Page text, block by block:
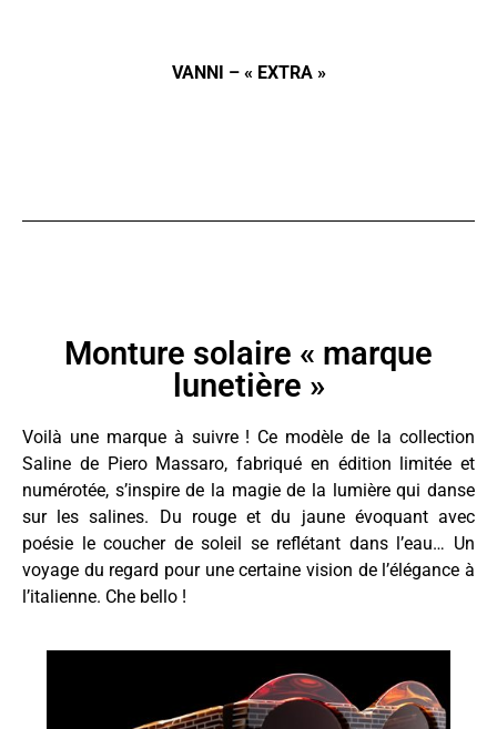
VANNI – « EXTRA »
Monture solaire « marque
lunetière »​
Voilà une marque à suivre ! Ce modèle de la collection
Saline de Piero Massaro, fabriqué en édition limitée et
numérotée, s’inspire de la magie de la lumière qui danse
sur les salines. Du rouge et du jaune évoquant avec
poésie le coucher de soleil se reflétant dans l’eau… Un
voyage du regard pour une certaine vision de l’élégance à
l’italienne. Che bello !